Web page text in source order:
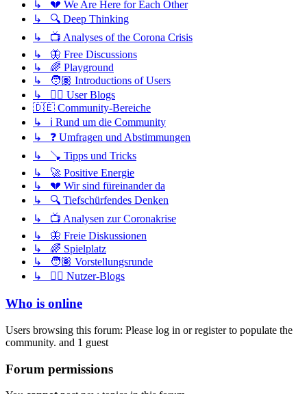
↳ 💔 We Are Here for Each Other
↳ 🔍 Deep Thinking
↳ 📺 Analyses of the Corona Crisis
↳ 🦋 Free Discussions
↳ 🌈 Playground
↳ 🧑🏽 Introductions of Users
↳ ✍🏽 User Blogs
🇩🇪 Community-Bereiche
↳ ℹ️ Rund um die Community
↳ ❓ Umfragen und Abstimmungen
↳ 🪠 Tipps und Tricks
↳ 🚀 Positive Energie
↳ 💔 Wir sind füreinander da
↳ 🔍 Tiefschürfendes Denken
↳ 📺 Analysen zur Coronakrise
↳ 🦋 Freie Diskussionen
↳ 🌈 Spielplatz
↳ 🧑🏽 Vorstellungsrunde
↳ ✍🏽 Nutzer-Blogs
Who is online
Users browsing this forum: Please log in or register to populate the
community. and 1 guest
Forum permissions